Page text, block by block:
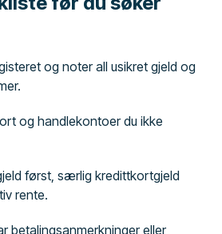
og noter all usikret gjeld og
og handlekontoer du ikke
først, særlig kredittkortgjeld
rente.
betalingsanmerkninger eller